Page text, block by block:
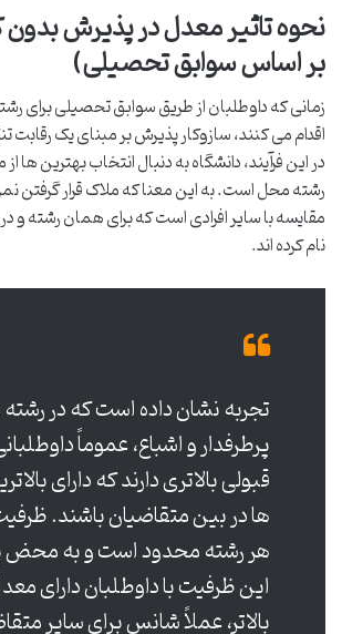
نحوه تاثیر معدل در پذیرش
بر اساس سوابق تحصیلی)
زمانی که داوطلبان از طریق سوابق تحصیلی برای
اقدام می کنند، سازوکار پذیرش بر مبنای یک
در این فرآیند، دانشگاه به دنبال انتخاب بهترین ها
رشته محل است. به این معنا که ملاک قرار گرفتن
مقایسه با سایر افرادی است که برای همان رشته
نام کرده اند.
تجربه نشان داده است که در
پرطرفدار و اشباع، عموماً
قبولی بالاتری دارند که دارای
ها در بین متقاضیان باشند.
هر رشته محدود است و به
این ظرفیت با داوطلبان دارای
بالاتر، عملاً شانس برای سایر